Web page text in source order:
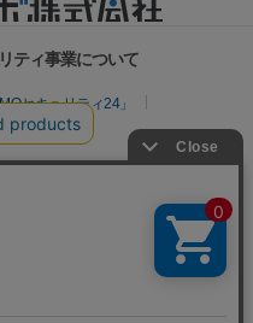
ティ事業について
セキュリティ24」